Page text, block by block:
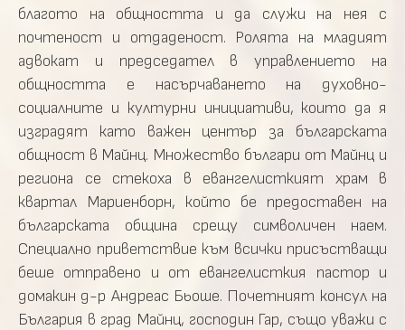
благото на общността и да служи на нея с
почтеност и отдаденост. Ролята на младият
адвокат и председател в управлението на
общността е насърчаването на духовно-
социалните и културни инициативи, които да я
изградят като важен център за българската
общност в Майнц. Множество българи от Майнц и
региона се стекоха в евангелисткият храм в
квартал Мариенборн, който бе предоставен на
българската община срещу символичен наем.
Специално приветствие към всички присъстващи
беше отправено и от евангелисткия пастор и
домакин д-р Андреас Бьоше. Почетният консул на
България в град Майнц, господин Гар, също уважи с